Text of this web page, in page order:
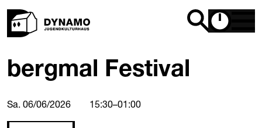
bergmal Festival
Sa. 06/06/2026 15:30–01:00